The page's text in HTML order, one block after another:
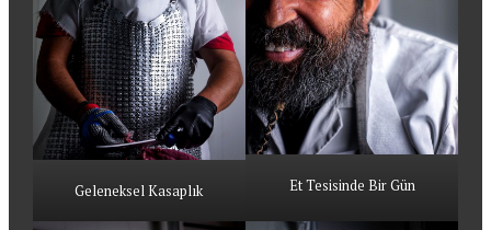
Geleneksel Kasaplık Et Tesisinde Bir Gün